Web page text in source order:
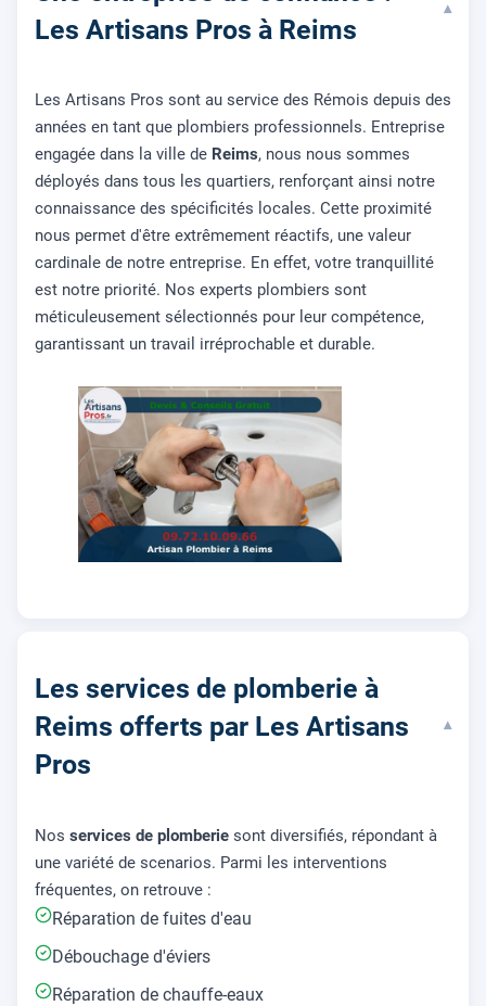
Les Artisans Pros à Reims
▾
Les Artisans Pros sont au service des Rémois depuis des
années en tant que plombiers professionnels. Entreprise
engagée dans la ville de Reims, nous nous sommes
déployés dans tous les quartiers, renforçant ainsi notre
connaissance des spécificités locales. Cette proximité
nous permet d'être extrêmement réactifs, une valeur
cardinale de notre entreprise. En effet, votre tranquillité
est notre priorité. Nos experts plombiers sont
méticuleusement sélectionnés pour leur compétence,
garantissant un travail irréprochable et durable.
Les services de plomberie à
Reims offerts par Les Artisans
Pros
▾
Nos services de plomberie sont diversifiés, répondant à
une variété de scenarios. Parmi les interventions
fréquentes, on retrouve :
Réparation de fuites d'eau
Débouchage d'éviers
Réparation de chauffe-eaux